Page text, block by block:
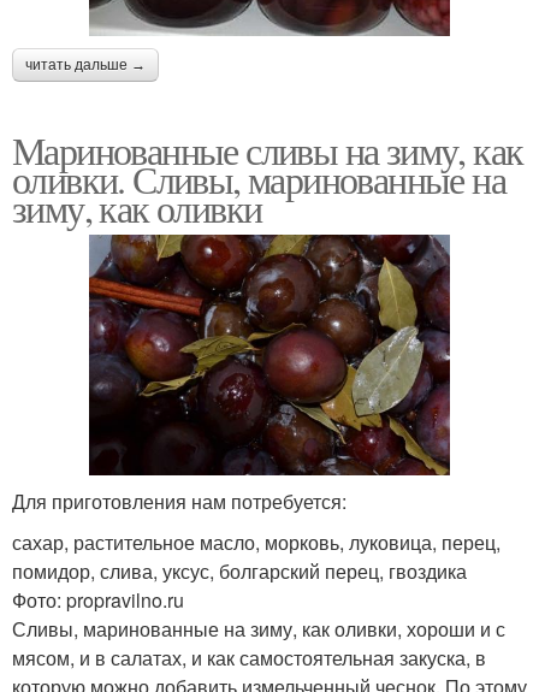
читать дальше →
Маринованные сливы на зиму, как
оливки. Сливы, маринованные на
зиму, как оливки
Для приготовления нам потребуется:
сахар, растительное масло, морковь, луковица, перец,
помидор, слива, уксус, болгарский перец, гвоздика
Фото: propravilno.ru
Сливы, маринованные на зиму, как оливки, хороши и с
мясом, и в салатах, и как самостоятельная закуска, в
которую можно добавить измельченный чеснок. По этому